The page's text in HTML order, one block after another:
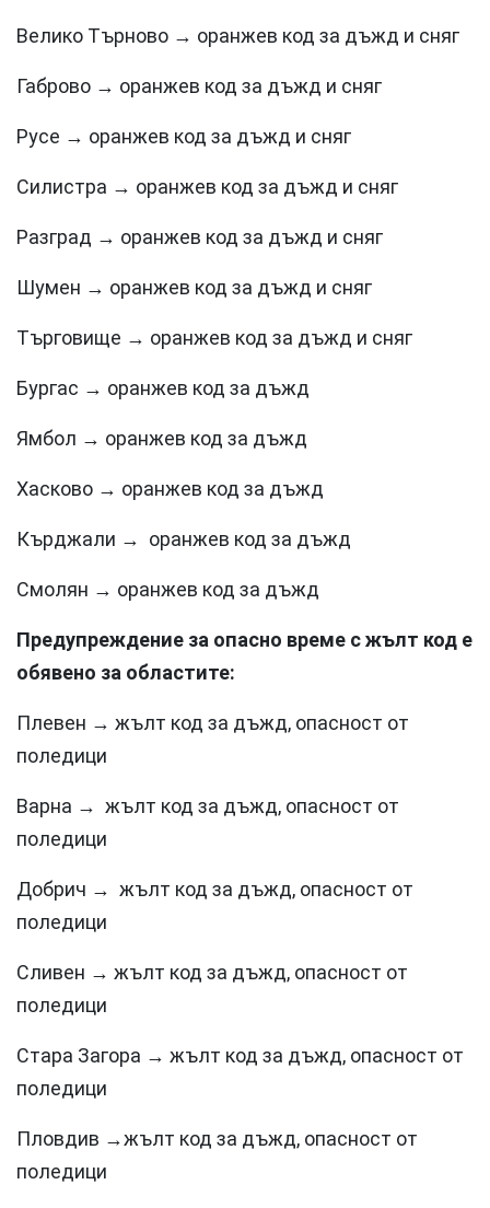
Велико Търново → оранжев код за дъжд и сняг
Габрово → оранжев код за дъжд и сняг
Русе → оранжев код за дъжд и сняг
Силистра → оранжев код за дъжд и сняг
Разград → оранжев код за дъжд и сняг
Шумен → оранжев код за дъжд и сняг
Търговище → оранжев код за дъжд и сняг
Бургас → оранжев код за дъжд
Ямбол → оранжев код за дъжд
Хасково → оранжев код за дъжд
Кърджали → оранжев код за дъжд
Смолян → оранжев код за дъжд
Предупреждение за опасно време с жълт код е
обявено за областите:
Плевен → жълт код за дъжд, опасност от
поледици
Варна → жълт код за дъжд, опасност от
поледици
Добрич → жълт код за дъжд, опасност от
поледици
Сливен → жълт код за дъжд, опасност от
поледици
Стара Загора → жълт код за дъжд, опасност от
поледици
Пловдив →жълт код за дъжд, опасност от
поледици